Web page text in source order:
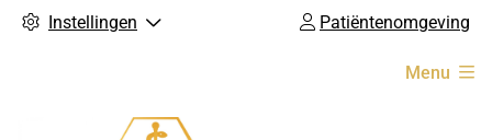
Instellingen Patiëntenomgeving
Menu